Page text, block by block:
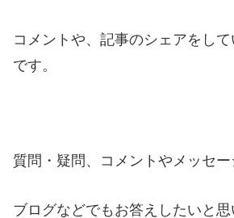
コメントや、記事のシェアをし
です。
質問・疑問、コメントやメッセ
ブログなどでもお答えしたいと思